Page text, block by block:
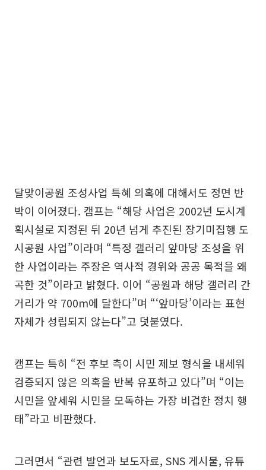
달맞이공원 조성사업 특혜 의혹에 대해서도 정면 반
박이 이어졌다. 캠프는 “해당 사업은 2002년 도시계
획시설로 지정된 뒤 20년 넘게 추진된 장기미집행 도
시공원 사업”이라며 “특정 갤러리 앞마당 조성을 위
한 사업이라는 주장은 역사적 경위와 공공 목적을 왜
곡한 것”이라고 밝혔다. 이어 “공원과 해당 갤러리 간
거리가 약 700m에 달한다”며 “‘앞마당’이라는 표현
자체가 성립되지 않는다”고 덧붙였다.
캠프는 특히 “전 후보 측이 시민 제보 형식을 내세워
검증되지 않은 의혹을 반복 유포하고 있다”며 “이는
시민을 앞세워 시민을 모독하는 가장 비겁한 정치 행
태”라고 비판했다.
그러면서 “관련 발언과 보도자료, SNS 게시물, 유튜